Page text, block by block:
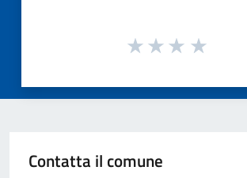
Contatta il comune